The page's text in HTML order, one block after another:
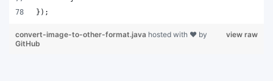
});
view raw
convert-image-to-other-format.java hosted with ❤ by
GitHub